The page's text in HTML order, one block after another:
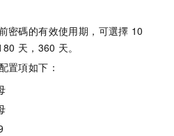
密碼的有效使用期，可選擇 10
天，360 天。
置項如下：